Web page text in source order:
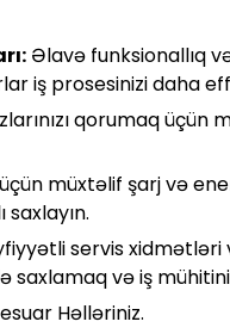
Əlavə funksionallıq
iş prosesinizi daha
qorumaq
üçün müxtəlif şarj və
servis
saxlamaq və iş
Həlləriniz.